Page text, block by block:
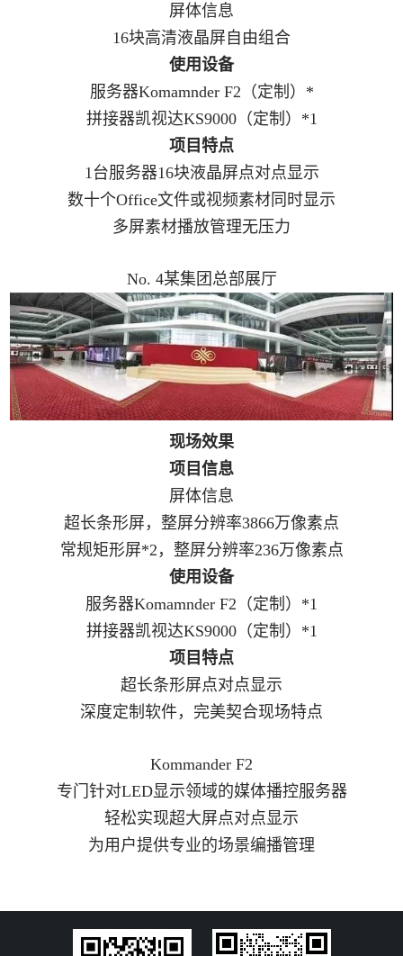
屏体信息
16块高清液晶屏自由组合
使用设备
服务器Komamnder F2（定制）*
拼接器凯视达KS9000（定制）*1
项目特点
1台服务器16块液晶屏点对点显示
数十个Office文件或视频素材同时显示
多屏素材播放管理无压力
No. 4某集团总部展厅
现场效果
项目信息
屏体信息
超长条形屏，整屏分辨率3866万像素点
常规矩形屏*2，整屏分辨率236万像素点
使用设备
服务器Komamnder F2（定制）*1
拼接器凯视达KS9000（定制）*1
项目特点
超长条形屏点对点显示
深度定制软件，完美契合现场特点
Kommander F2
专门针对LED显示领域的媒体播控服务器
轻松实现超大屏点对点显示
为用户提供专业的场景编播管理